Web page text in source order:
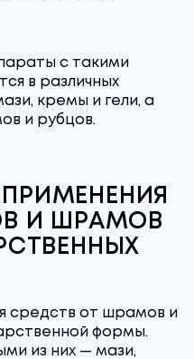
с такими
в различных
кремы и гели, а
и рубцов.
И ШРАМОВ
средств от шрамов и
формы.
из них — мази,